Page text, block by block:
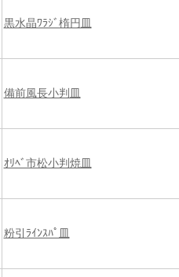
黒水晶ﾜﾗｼﾞ楕円皿
備前風長小判皿
ｵﾘﾍﾞ市松小判焼皿
粉引ﾗｲﾝｽﾊﾟ皿